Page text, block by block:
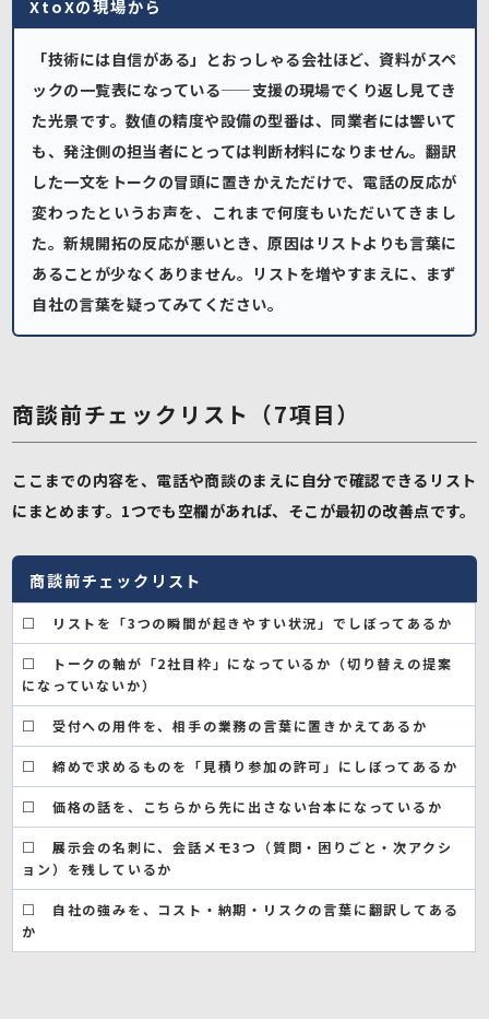
XtoXの現場から
「技術には自信がある」とおっしゃる会社ほど、資料がスペ
ックの一覧表になっている——支援の現場でくり返し見てき
た光景です。数値の精度や設備の型番は、同業者には響いて
も、発注側の担当者にとっては判断材料になりません。翻訳
した一文をトークの冒頭に置きかえただけで、電話の反応が
変わったというお声を、これまで何度もいただいてきまし
た。新規開拓の反応が悪いとき、原因はリストよりも言葉に
あることが少なくありません。リストを増やすまえに、まず
自社の言葉を疑ってみてください。
商談前チェックリスト（7項目）
ここまでの内容を、電話や商談のまえに自分で確認できるリスト
にまとめます。1つでも空欄があれば、そこが最初の改善点です。
商談前チェックリスト
□ リストを「3つの瞬間が起きやすい状況」でしぼってあるか
□ トークの軸が「2社目枠」になっているか（切り替えの提案
になっていないか）
□ 受付への用件を、相手の業務の言葉に置きかえてあるか
□ 締めで求めるものを「見積り参加の許可」にしぼってあるか
□ 価格の話を、こちらから先に出さない台本になっているか
□ 展示会の名刺に、会話メモ3つ（質問・困りごと・次アクシ
ョン）を残しているか
□ 自社の強みを、コスト・納期・リスクの言葉に翻訳してある
か